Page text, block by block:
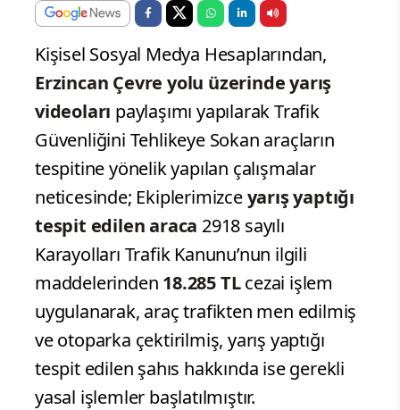
Kişisel Sosyal Medya Hesaplarından,
Erzincan Çevre yolu üzerinde yarış
videoları paylaşımı yapılarak Trafik
Güvenliğini Tehlikeye Sokan araçların
tespitine yönelik yapılan çalışmalar
neticesinde; Ekiplerimizceyarış yaptığı
tespit edilen araca 2918 sayılı
Karayolları Trafik Kanunu’nun ilgili
maddelerinden 18.285 TLcezai işlem
uygulanarak, araç trafikten men edilmiş
ve otoparka çektirilmiş, yarış yaptığı
tespit edilen şahıs hakkında ise gerekli
yasal işlemler başlatılmıştır.